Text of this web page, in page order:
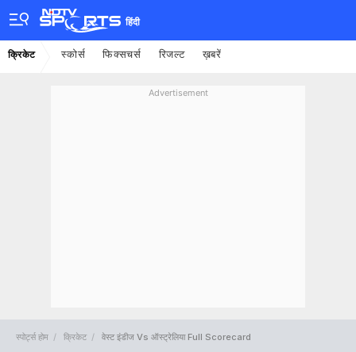
हिंदी
क्रिकेट स्कोर्स फिक्सचर्स रिजल्ट ख़बरें
Advertisement
स्पोर्ट्स होम क्रिकेट वेस्ट इंडीज Vs ऑस्ट्रेलिया Full Scorecard